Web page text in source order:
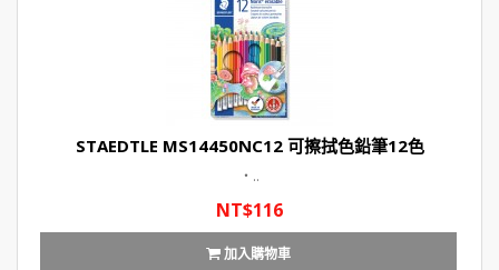
STAEDTLE MS14450NC12 可擦拭色鉛筆12色
‧..
NT$116
加入購物車